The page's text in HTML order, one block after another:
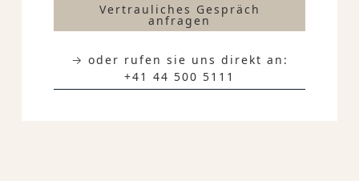
Vertrauliches Gespräch
anfragen
→ oder rufen sie uns direkt an:
+41 44 500 5111